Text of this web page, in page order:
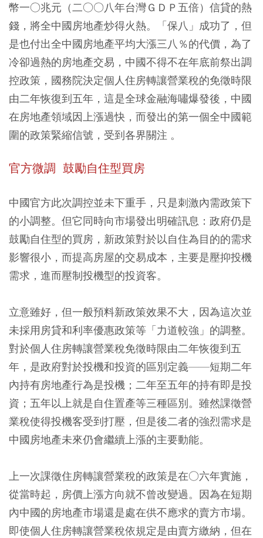
幣一○兆元（二○○八年台灣ＧＤＰ五倍）信貸的熱
錢，將全中國房地產炒得火熱。「保八」成功了，但
是也付出全中國房地產平均大漲三八％的代價，為了
冷卻過熱的房地產交易，中國不得不在年底前祭出調
控政策，國務院決定個人住房轉讓營業稅的免徵時限
由二年恢復到五年，這是全球金融海嘯爆發後，中國
在房地產領域因上漲過快，而發出的第一個全中國範
圍的政策緊縮信號，受到各界關注 。
官方微調 鼓勵自住型買房
中國官方此次調控並未下重手，只是刺激內需政策下
的小調整。但它同時向市場發出明確訊息：政府仍是
鼓勵自住型的買房，新政策對於以自住為目的的需求
影響很小，而提高房屋的交易成本，主要是壓抑投機
需求，進而壓制投機型的投資客。
立意雖好，但一般預料新政策效果不大，因為這次並
未採用房貸和利率優惠政策等「力道較強」的調整。
對於個人住房轉讓營業稅免徵時限由二年恢復到五
年，是政府對於投機和投資的區別定義——短期二年
內持有房地產行為是投機；二年至五年的持有即是投
資；五年以上就是自住置產等三種區別。雖然課徵營
業稅使得投機客受到打壓，但是後二者的強烈需求是
中國房地產未來仍會繼續上漲的主要動能。
上一次課徵住房轉讓營業稅的政策是在○六年實施，
從當時起，房價上漲方向就不曾改變過。因為在短期
內中國的房地產市場還是處在供不應求的賣方市場。
即使個人住房轉讓營業稅依規定是由賣方繳納，但在